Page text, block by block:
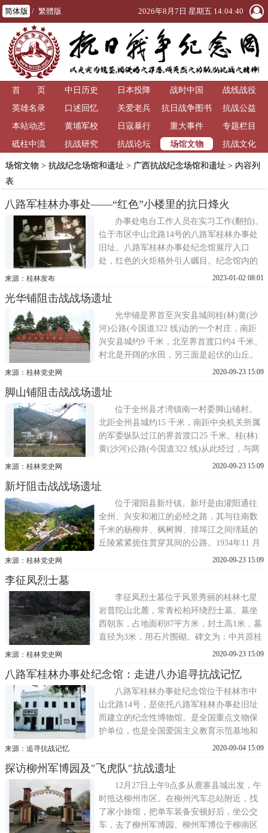
简体版 / 繁體版 2026年8月7日 星期五 14:04:41
首 页 中日历史 日本投降 战时中国
战线战役
英雄名录
口述回忆 关爱老兵
抗日战争图书
馆
抗战公益
本站动态
黄埔军校 日寇暴行 重大事件
专题栏目
砥柱中流
抗战研究 抗战论坛 场馆文物 抗战文化
场馆文物 > 抗战纪念场馆和遗址 > 广西抗战纪念场馆和遗址 > 内容列
表
八路军桂林办事处——“红色”小楼里的抗日烽火
办事处电台工作人员在实习工作(翻拍)。
位于市区中山北路14号的八路军桂林办事处
旧址。八路军桂林办事处纪念馆展厅入口
处，红色的火炬格外引人瞩目。纪念馆内的
二层小木楼。市民正在馆内参观拍照。作为
八路军桂林办事处纪念馆接受红色教育。这
是武警桂林支队在馆内举行入党宣誓仪式。
在桂林市区中山北路14号
来源：桂林发布 2023-01-02 08:01
光华铺阻击战战场遗址
光华铺是界首至兴安县城间桂(林)黄(沙
河)公路(今国道322 线)边的一个村庄，南距
兴安县城约9 千米，北至界首渡口约4 千米。
村北是开阔的水田，另三面是起伏的山丘。
1934年11 月28 日下午，红三军团第四师赶到
第十一团布防桂黄公路西面石门及西北地
域，第十团驻守光华铺，正面阻击从兴安来
犯的桂军。29 日
来源：桂林党史网 2020-09-23 15:09
脚山铺阻击战战场遗址
位于全州县才湾镇南一村委脚山铺村。
北距全州县城约15 千米，南距中央机关所属
的军委纵队过江的界首渡口25 千米。桂(林)
黄(沙河)公路(今国道322 线)从此经过，与两
侧绵延2 千米的山岭交叉成十字形。公路东
等，西边是米花山、怀中抱子山、冲天凤凰
山、美女梳头岭等，山势北低南高。1934年
11 月27 日，红一军
来源：桂林党史网 2020-09-23 15:09
新圩阻击战战场遗址
位于灌阳县新圩镇。新圩是由灌阳通往
全州、兴安和湘江的必经之路，其与往南数
千米的杨柳井、枫树脚、排埠江之间绵延的
丘陵紧紧扼住贯穿其间的公路。1934年11 月
27 日，为确保红军抢渡湘江左后翼的安全，
下，进占新圩以南排埠江一带，阻击由恭
城、灌阳北上的桂军2 个师
来源：桂林党史网 2020-09-23 15:09
李征凤烈士墓
李征凤烈士墓位于风景秀丽的桂林七星
岩普陀山北麓，常青松柏环绕烈士墓。墓坐
西朝东，占地面积87平方米，封土高1米，墓
直径为3米，用石片围砌。碑文为：中共原桂
林县支部书记李征凤烈士墓。1926年7月，李
——中共桂林县支部干事会，李征凤任书
记。1927年4月遭国民党监禁，同年10月14日
在丽泽门外(今蒋翊武纪
来源：桂林党史网 2020-09-23 15:09
八路军桂林办事处纪念馆：走进八办追寻抗战记忆
八路军桂林办事处纪念馆位于桂林市中
山北路14号，是依托八路军桂林办事处旧址
而建立的纪念性博物馆。是全国重点文物保
护单位，也是全国爱国主义教育示范基地和
全国百家经典红色旅游景区之一。?走进八办
军桂林办事处。抗战期间周恩来、董必武、
叶剑英多次到此指导工作，胡志明同志(化名
胡光)也长
来源：追寻抗战记忆 2020-09-04 15:09
探访柳州军博园及″飞虎队″抗战遗址
12月27日上午9点多从鹿寨县城出发，午
时抵达柳州市区。在柳州汽车总站附近，找
了家小旅馆，把单车装备安顿好后，坐公交
车，去了柳州军博园。柳州军博位于柳南区